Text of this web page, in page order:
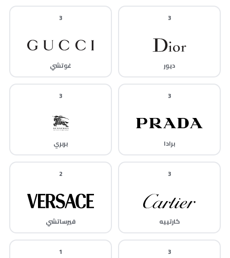
3
ديور
3
غوتشي
3
برادا
3
بربري
3
كارتييه
2
فيرساتشي
3
1